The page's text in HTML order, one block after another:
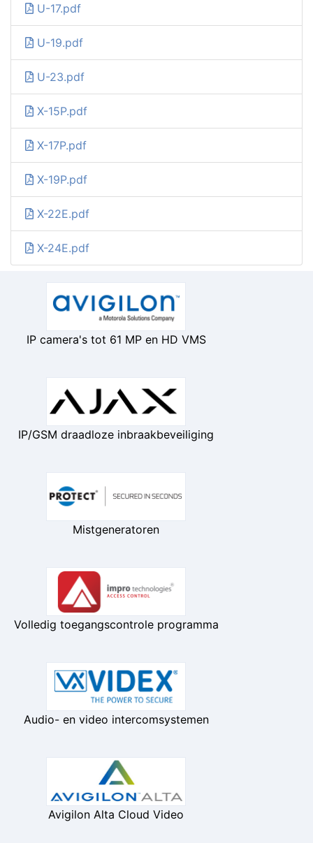
U-17.pdf
U-19.pdf
U-23.pdf
X-15P.pdf
X-17P.pdf
X-19P.pdf
X-22E.pdf
X-24E.pdf
IP camera's tot 61 MP en HD VMS
IP/GSM draadloze inbraakbeveiliging
Mistgeneratoren
Volledig toegangscontrole programma
Audio- en video intercomsystemen
Avigilon Alta Cloud Video